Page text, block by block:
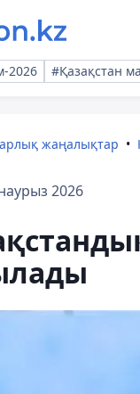
2026 #Қазақстан
жаңалықтар
2026